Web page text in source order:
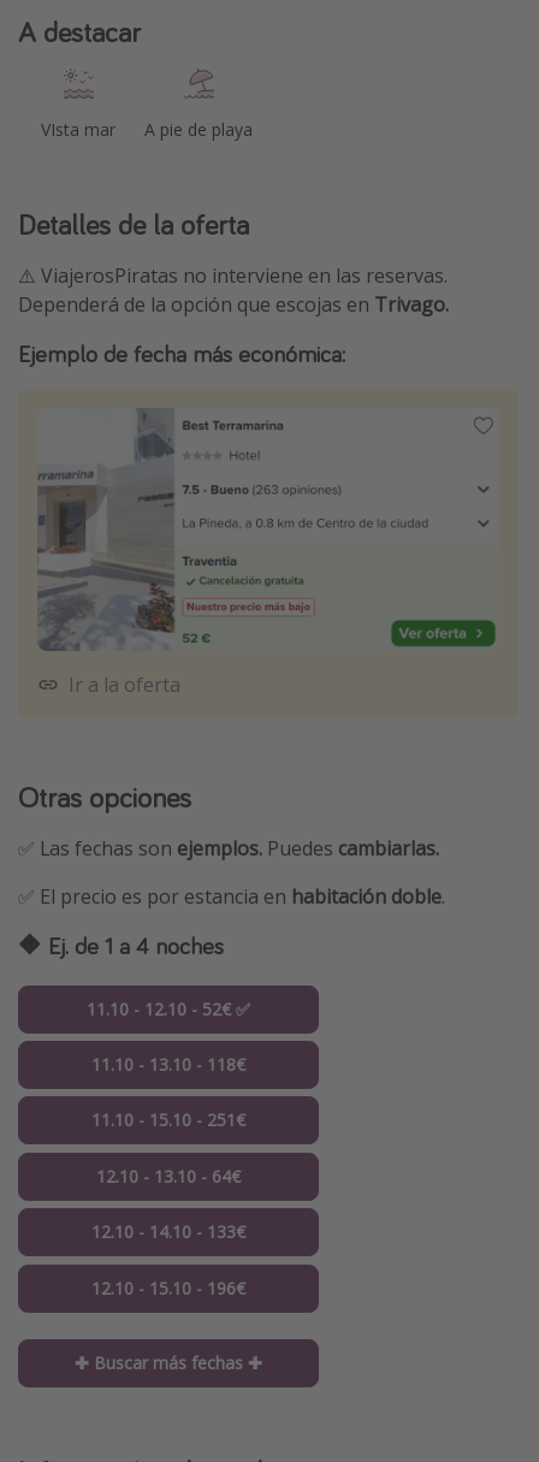
A destacar
VIsta mar A pie de playa
Detalles de la oferta
⚠️ ViajerosPiratas no interviene en las reservas.
Dependerá de la opción que escojas en Trivago.
Ejemplo de fecha más económica:
Ir a la oferta
Otras opciones
✅ Las fechas son ejemplos. Puedes cambiarlas.
✅ El precio es por estancia en habitación doble.
🔶 Ej. de 1 a 4 noches
11.10 - 12.10 - 52€ ✅
11.10 - 13.10 - 118€
11.10 - 15.10 - 251€
12.10 - 13.10 - 64€
12.10 - 14.10 - 133€
12.10 - 15.10 - 196€
✚ Buscar más fechas ✚